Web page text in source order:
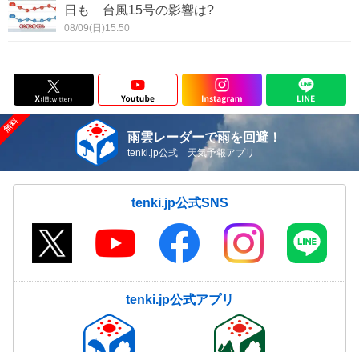
日も 台風15号の影響は?
08/09(日)15:50
雨雲レーダーで雨を回避！
tenki.jp公式 天気予報アプリ
tenki.jp公式SNS
tenki.jp公式アプリ